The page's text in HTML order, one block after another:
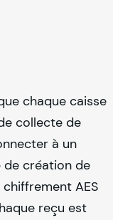
chaque caisse
collecte de
à un
de création de
AES
reçu est